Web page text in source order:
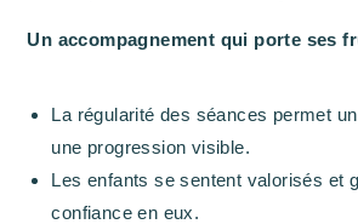
Un accompagnement qui porte ses
La régularité des séances permet
une progression visible.
Les enfants se sentent valorisés et
confiance en eux.